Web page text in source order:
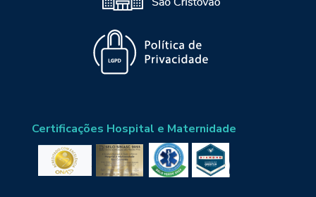
Certificações Hospital e Maternidade